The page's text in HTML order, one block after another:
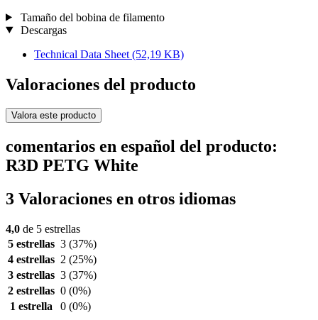
Tamaño del bobina de filamento
Descargas
Technical Data Sheet (52,19 KB)
Valoraciones del producto
Valora este producto
comentarios en español del producto:
R3D PETG White
3 Valoraciones en otros idiomas
4,0 de 5 estrellas
5 estrellas 3 (37%)
4 estrellas 2 (25%)
3 estrellas 3 (37%)
2 estrellas 0 (0%)
1 estrella
0 (0%)